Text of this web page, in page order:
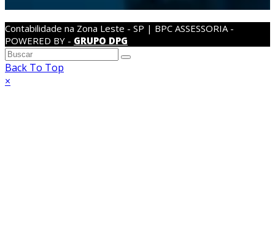
Contabilidade na Zona Leste - SP | BPC ASSESSORIA -
POWERED BY - GRUPO DPG
Back To Top
×